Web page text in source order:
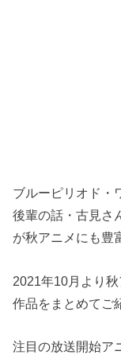
ブルーピリオド・
後輩の話・古見さ
が秋アニメにも豊
2021年10月より
作品をまとめてご
注目の放送開始ア